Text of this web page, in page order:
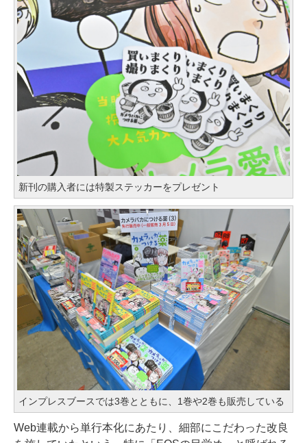
新刊の購入者には特製ステッカーをプレゼント
インプレスブースでは3巻とともに、1巻や2巻も販売している
Web連載から単行本化にあたり、細部にこだわった改良